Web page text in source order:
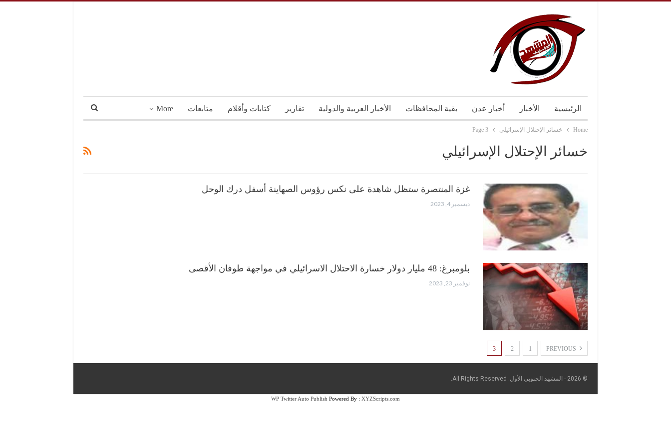
الرئيسية الأخبار أخبار عدن بقية المحافظات الأخبار العربية والدولية تقارير كتابات وأقلام متابعات More
Home خسائر الإحتلال الإسرائيلي Page 3
خسائر الإحتلال الإسرائيلي
غزة المنتصرة ستظل شاهدة على نكس رؤوس الصهاينة أسفل درك الوحل
ديسمبر 4, 2023
بلومبرغ: 48 مليار دولار خسارة الاحتلال الاسرائيلي في مواجهة طوفان الأقصى
نوفمبر 23, 2023
1
2
3
© 2026 - المشهد الجنوبي الأول. All Rights Reserved.
WP Twitter Auto Publish Powered By : XYZScripts.com